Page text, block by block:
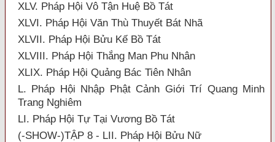
XLV. Pháp Hội Vô Tận Huệ Bồ Tát
XLVI. Pháp Hội Văn Thù Thuyết Bát Nhã
XLVII. Pháp Hội Bửu Kế Bồ Tát
XLVIII. Pháp Hội Thắng Man Phu Nhân
XLIX. Pháp Hội Quảng Bác Tiên Nhân
L. Pháp Hội Nhập Phật Cảnh Giới Trí Quang Minh
Trang Nghiêm
LI. Pháp Hội Tự Tại Vương Bồ Tát
(-SHOW-)TẬP 8 - LII. Pháp Hội Bửu Nữ